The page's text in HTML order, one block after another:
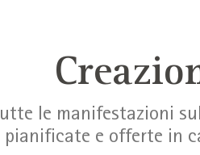
le manifestazioni
pianificate e offerte in